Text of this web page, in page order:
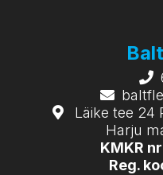
Läike tee 24
Harju
KMKR nr
Reg.